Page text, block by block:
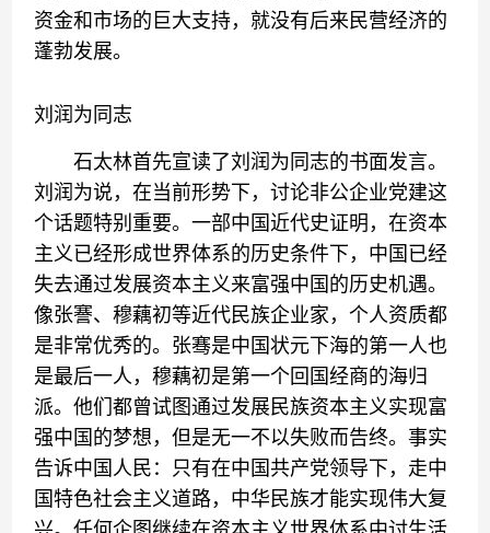
资金和市场的巨大支持，就没有后来民营经济的
蓬勃发展。
刘润为同志
石太林首先宣读了刘润为同志的书面发言。
刘润为说，在当前形势下，讨论非公企业党建这
个话题特别重要。一部中国近代史证明，在资本
主义已经形成世界体系的历史条件下，中国已经
失去通过发展资本主义来富强中国的历史机遇。
像张謇、穆藕初等近代民族企业家，个人资质都
是非常优秀的。张骞是中国状元下海的第一人也
是最后一人，穆藕初是第一个回国经商的海归
派。他们都曾试图通过发展民族资本主义实现富
强中国的梦想，但是无一不以失败而告终。事实
告诉中国人民：只有在中国共产党领导下，走中
国特色社会主义道路，中华民族才能实现伟大复